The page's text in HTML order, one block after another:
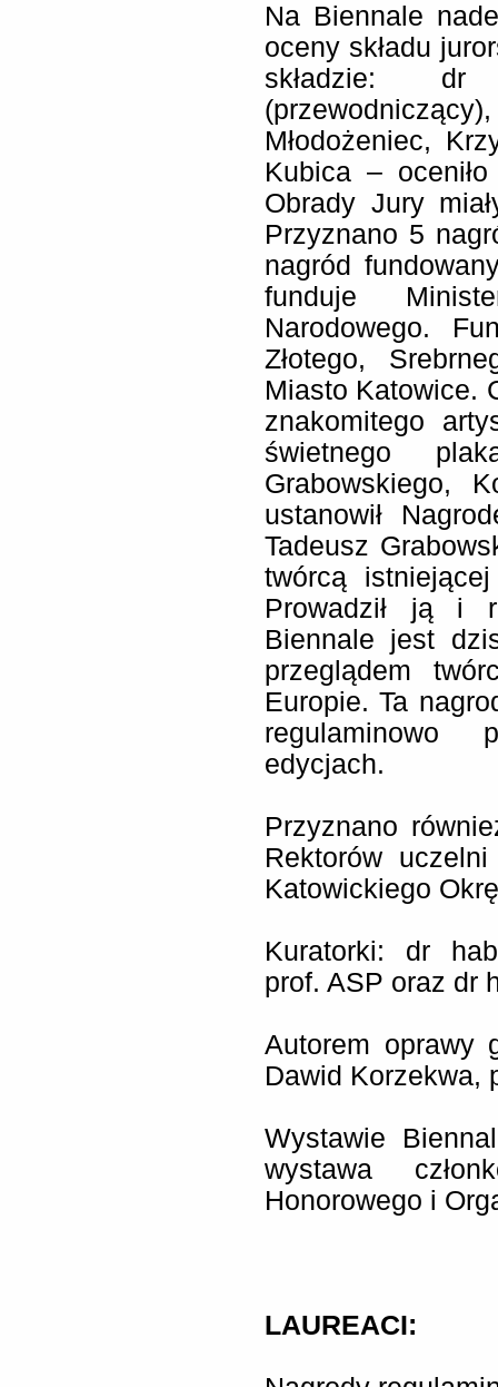
Na Biennale
oceny składu
składzie:
Młodożeniec,
Kubica –
Obrady Jury
Przyznano 5
nagród
funduje
Narodowego.
Złotego,
Miasto Katowice.
znakomitego
świetnego
Grabowskiego,
ustanowił
Tadeusz
twórcą
Prowadził ją i
Biennale jest
przeglądem
Europie. Ta
regulaminowo
edycjach.
Przyznano
Rektorów
Katowickiego
Kuratorki: dr
prof. ASP oraz dr
Autorem oprawy
Dawid Korzekwa,
Wystawie
wystawa
Honorowego i
LAUREACI: